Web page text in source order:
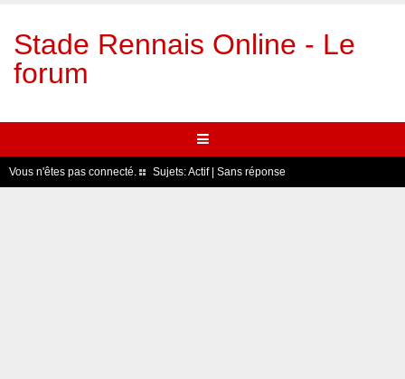
Stade Rennais Online - Le
forum
Vous n'êtes pas connecté. Sujets:Actif| Sans réponse